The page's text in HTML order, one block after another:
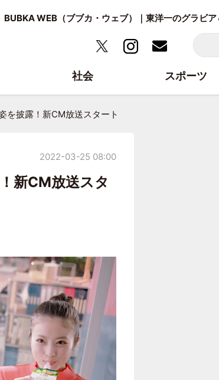
BUBKA WEB（ブブカ・ウェブ）｜東洋一のグラビ
を披露！新CM放送スタート
2022-03-25 08:00
新CM放送スタ
社会 スポーツ